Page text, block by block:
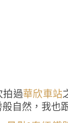
拍過華欣車站
自然，我也